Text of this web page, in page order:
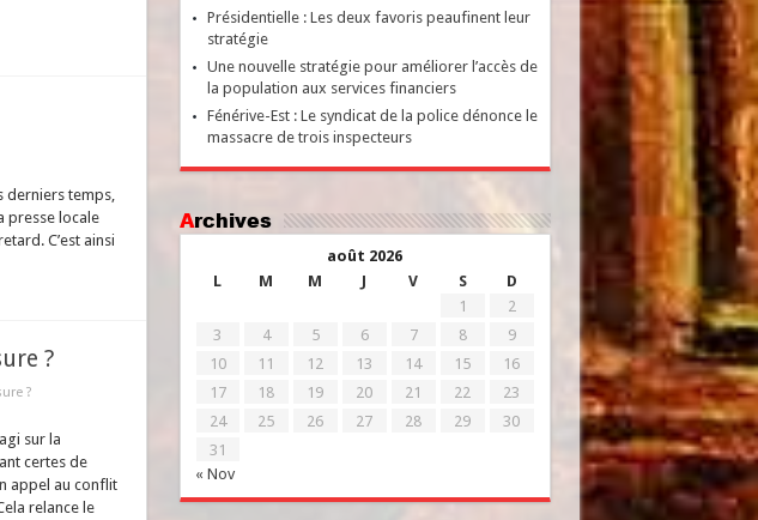
derniers temps,
presse locale
C’est ainsi
?
?
sur la
certes de
appel au conflit
relance le
Présidentielle : Les deux favoris peaufinent leur
stratégie
Une nouvelle stratégie pour améliorer l’accès de
la population aux services financiers
Fénérive-Est : Le syndicat de la police dénonce le
massacre de trois inspecteurs
Archives
août 2026
L
M M J V S D
« Nov
1
2
3
4 5 6 7 8
9
10
11 12 13 14 15
16
17
18 19 20 21 22
23
24
25 26 27 28 29
30
31